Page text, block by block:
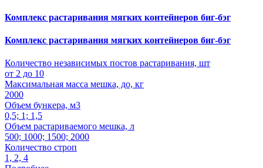
Комплекс растаривания мягких контейнеров биг-бэг
Комплекс растаривания мягких контейнеров биг-бэг
Количество независимых постов растаривания, шт
от 2 до 10
Максимальная масса мешка, до, кг
2000
Объем бункера, м3
0,5; 1; 1,5
Объем растариваемого мешка, л
500; 1000; 1500; 2000
Количество строп
1, 2, 4